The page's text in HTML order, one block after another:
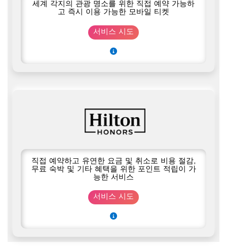
세계 각지의 관광 명소를 위한 직접 예약 가능하
고 즉시 이용 가능한 모바일 티켓
서비스 시도
직접 예약하고 유연한 요금 및 취소로 비용 절감,
무료 숙박 및 기타 혜택을 위한 포인트 적립이 가
능한 서비스
서비스 시도